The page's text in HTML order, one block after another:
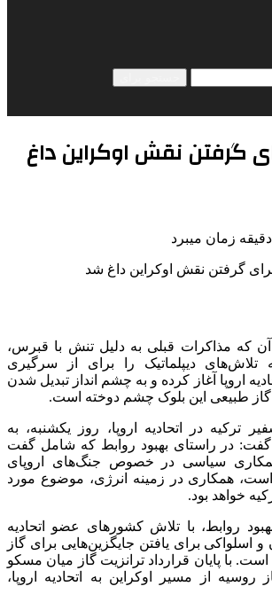
گرفتن نقش اوکراین داغ
آن که مذاکرات قبلی به دلیل تنش با قبرس،
تلاش‌های دیپلماتیک را برای از سرگیری
اروپا آغاز کرده و به چشم انداز تبدیل شدن
گاز طبیعی این بلوک چشم دوخته است.
ترکیه در اتحادیه اروپا، روز یکشنبه، به
گفت: در راستای بهبود روابط که شامل گفت
سیاسی در خصوص جنگ‌های اروپای
همکاری در زمینه انرژی، موضوع مورد
خواهد بود.
روابط، با تلاش کشورهای عضو اتحادیه
و اسلواکی برای یافتن جایگزین‌هایی برای گاز
با پایان قرارداد ترانزیت گاز میان مسکو
از مسیر اوکراین به اتحادیه اروپا،